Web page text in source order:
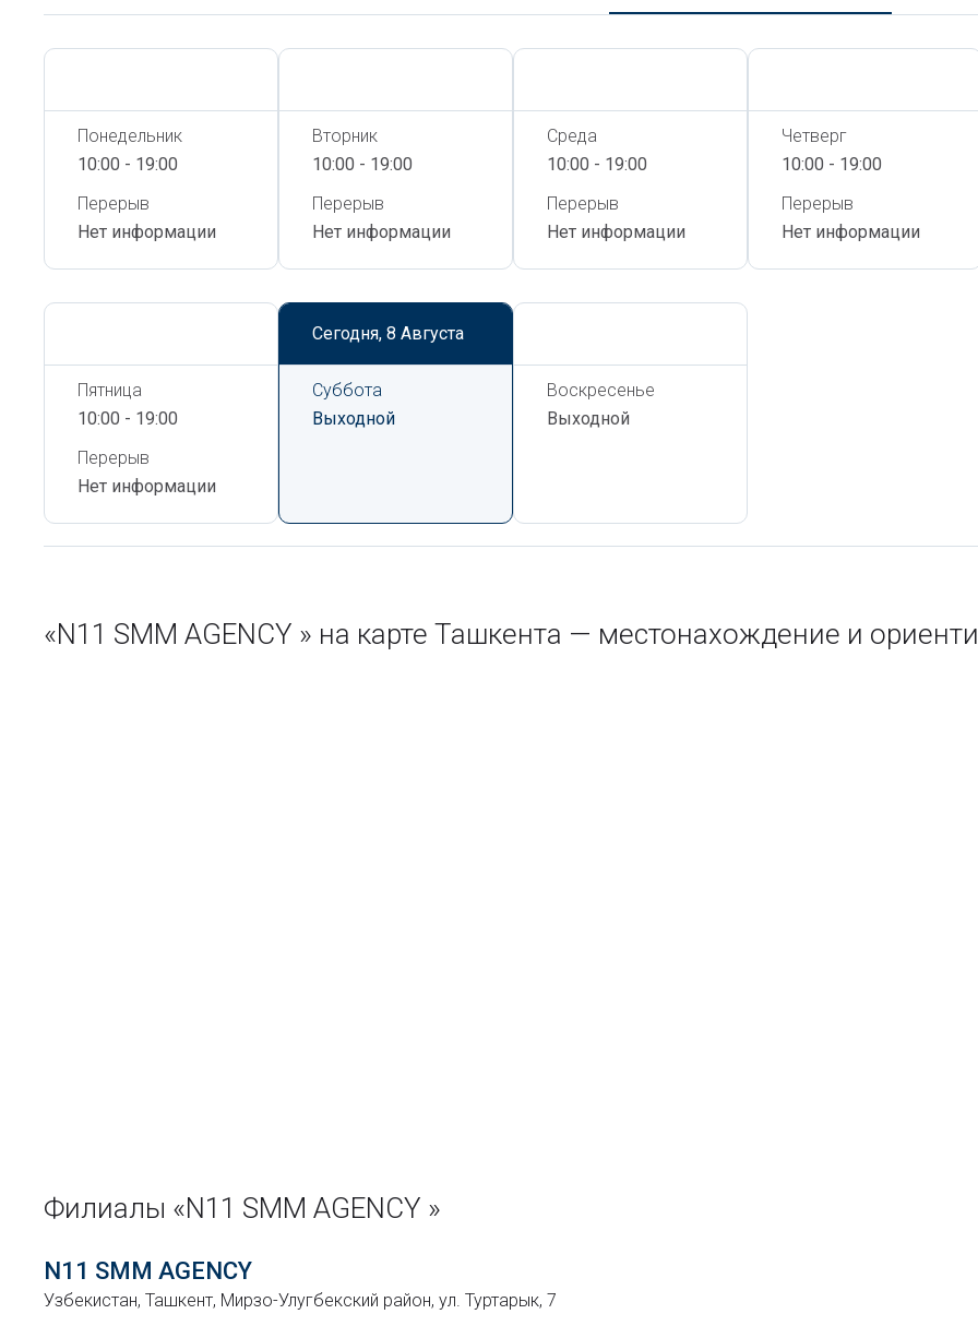
Понедельник
10:00 - 19:00
Перерыв
Нет информации
Вторник
10:00 - 19:00
Перерыв
Нет информации
Среда
10:00 - 19:00
Перерыв
Нет информации
Четверг
10:00 - 19:00
Перерыв
Нет информации
Пятница
10:00 - 19:00
Перерыв
Нет информации
Сегодня, 8 Августа
Суббота
Выходной
Воскресенье
Выходной
«N11 SMM AGENCY » на карте Ташкента — местонахождение и
Филиалы «N11 SMM AGENCY »
N11 SMM AGENCY
Узбекистан, Ташкент, Мирзо-Улугбекский район, ул. Туртарык, 7